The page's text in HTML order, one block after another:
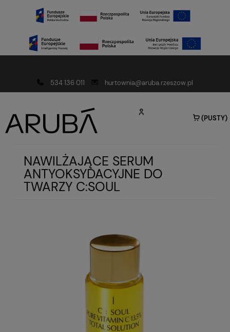
534 136 011
hurtownia@aruba.rzeszow.pl
(PUSTY)
NAWILŻAJĄCE SERUM
ANTYOKSYDACYJNE DO
TWARZY C:SOUL